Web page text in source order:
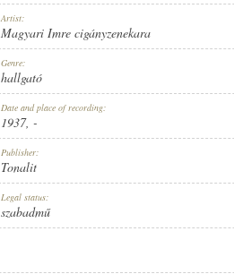
Artist:
Magyari Imre cigányzenekara
Genre:
hallgató
Date and place of recording:
1937, -
Publisher:
Tonalit
Legal status:
szabadmű